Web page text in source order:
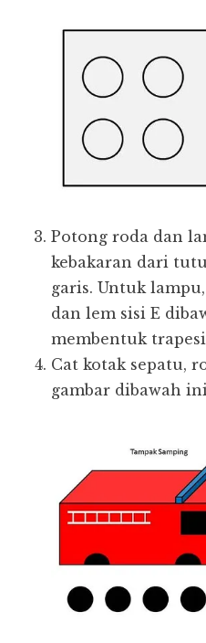
Potong roda dan
kebakaran dari
garis. Untuk
dan lem sisi E
membentuk
Cat kotak sepatu,
gambar dibawah ini